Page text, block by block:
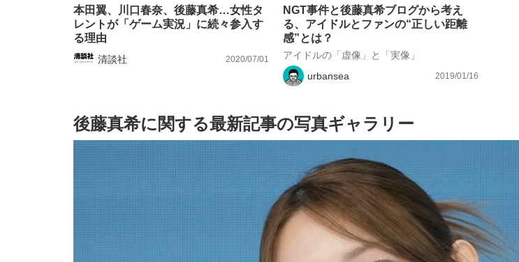
本田翼、川口春奈、後藤真希…女性タ
レントが「ゲーム実況」に続々参入す
る理由
清談社 2020/07/01
NGT事件と後藤真希ブログから考え
る、アイドルとファンの“正しい距離
感”とは？
アイドルの「虚像」と「実像」
urbansea
2019/01/16
後藤真希に関する最新記事の写真ギャラリー